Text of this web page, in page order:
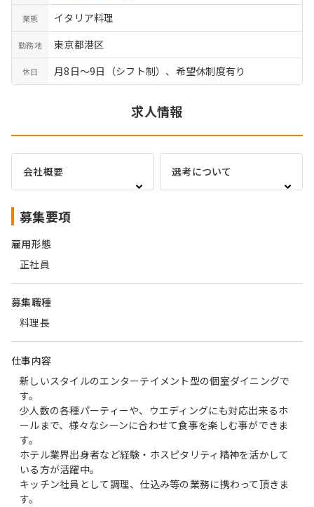
業態 イタリア料理
勤務地 東京都港区
休日 月8日～9日（シフト制）、希望休制度有り
求人情報
会社概要 選考について
募集要項
雇用形態
正社員
募集職種
料理長
仕事内容
新しいスタイルのエンターテイメント型の個室ダイニングで
す。
少人数の各種パーティーや、ウエディングにも対応出来るホ
ールまで、様々なシーンに合わせて食事を楽しむ事ができま
す。
ホテル業界出身者など経験・ホスピタリティ精神を活かして
いる方が活躍中。
キッチン社員として調理、仕込み等の業務に携わって頂きま
す。